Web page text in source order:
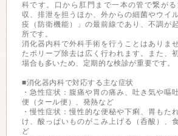
科です。口から肛門まで一本の管で繋が
収、排泄を担うほか、外からの細菌やウイ
疫（防衛機能）」の最前線であり、不調が
所です。
消化器内科で外科手術を行うことはありま
たポリープ除去は広く行われます。また、
場合も多いため、定期的な検診が重要です。
■消化器内科で対応する主な症状
・急性症状：腹痛や胃の痛み、吐き気や嘔
便（タール便）、発熱など
・慢性症状：慢性的な便秘や下痢、胃もた
け、酸っぱいものがこみ上げる（呑酸）、
ど